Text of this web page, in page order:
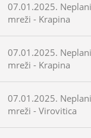
07.01.2025.
mreži - Krapina
07.01.2025.
mreži - Krapina
07.01.2025.
mreži - Virovitica